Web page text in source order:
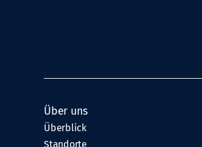
Über uns
Überblick
Standorte